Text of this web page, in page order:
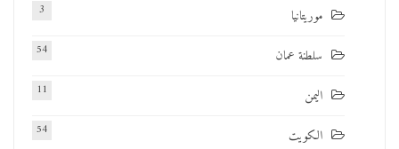
موريتانيا 3
سلطنة عمان 54
اليمن 11
الكويت 54